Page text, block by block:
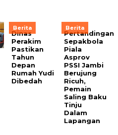
Berita
Dinas
Perakim
Pastikan
Tahun
Depan
Rumah Yudi
Dibedah
Berita
Pertandingan
Sepakbola
Piala
Asprov
PSSI Jambi
Berujung
Ricuh,
Pemain
Saling Baku
Tinju
Dalam
Lapangan